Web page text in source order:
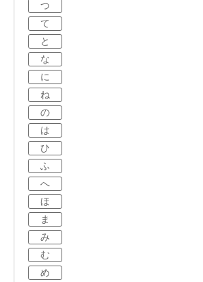
つ
て
と
な
に
ね
の
は
ひ
ふ
へ
ほ
ま
み
む
め